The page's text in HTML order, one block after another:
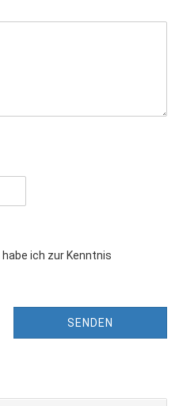
habe ich zur Kenntnis
SENDEN